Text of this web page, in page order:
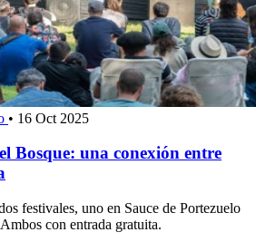
• 16 Oct 2025
Bosque: una conexión entre
festivales, uno en Sauce de Portezuelo
con entrada gratuita.